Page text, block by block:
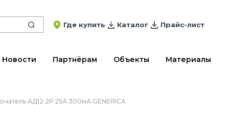
Где купить Каталог Прайс-лист
Новости Партнёрам Объекты Материалы
АД12 2Р 25А 300мА GENERICA